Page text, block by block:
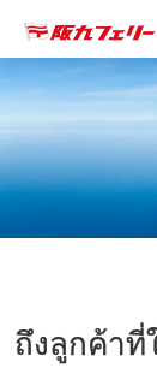
ถึงลูกค้าที่